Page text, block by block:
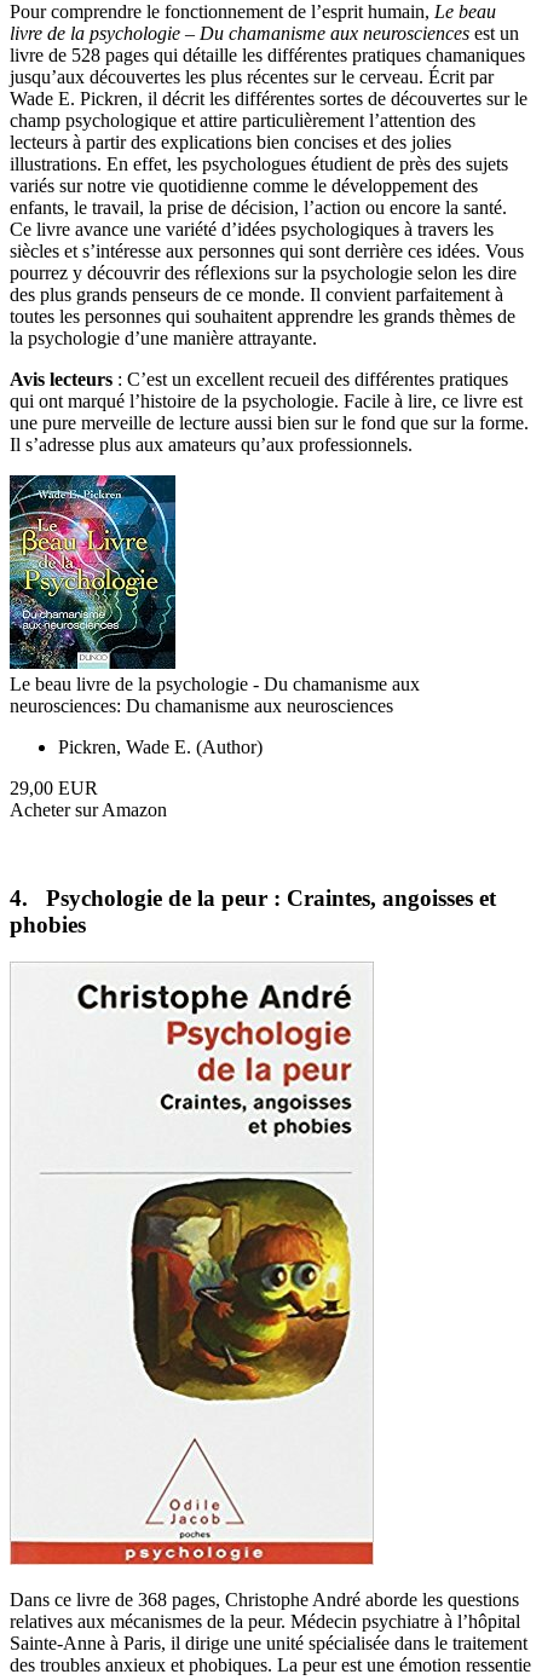
Pour comprendre le fonctionnement de l’esprit humain, Le beau
livre de la psychologie – Du chamanisme aux neurosciences est un
livre de 528 pages qui détaille les différentes pratiques chamaniques
jusqu’aux découvertes les plus récentes sur le cerveau. Écrit par
Wade E. Pickren, il décrit les différentes sortes de découvertes sur le
champ psychologique et attire particulièrement l’attention des
lecteurs à partir des explications bien concises et des jolies
illustrations. En effet, les psychologues étudient de près des sujets
variés sur notre vie quotidienne comme le développement des
enfants, le travail, la prise de décision, l’action ou encore la santé.
Ce livre avance une variété d’idées psychologiques à travers les
siècles et s’intéresse aux personnes qui sont derrière ces idées. Vous
pourrez y découvrir des réflexions sur la psychologie selon les dire
des plus grands penseurs de ce monde. Il convient parfaitement à
toutes les personnes qui souhaitent apprendre les grands thèmes de
la psychologie d’une manière attrayante.
Avis lecteurs : C’est un excellent recueil des différentes pratiques
qui ont marqué l’histoire de la psychologie. Facile à lire, ce livre est
une pure merveille de lecture aussi bien sur le fond que sur la forme.
Il s’adresse plus aux amateurs qu’aux professionnels.
Le beau livre de la psychologie - Du chamanisme aux
neurosciences: Du chamanisme aux neurosciences
Pickren, Wade E. (Author)
29,00 EUR
Acheter sur Amazon
4. Psychologie de la peur : Craintes, angoisses et
phobies
Dans ce livre de 368 pages, Christophe André aborde les questions
relatives aux mécanismes de la peur. Médecin psychiatre à l’hôpital
Sainte-Anne à Paris, il dirige une unité spécialisée dans le traitement
des troubles anxieux et phobiques. La peur est une émotion ressentie